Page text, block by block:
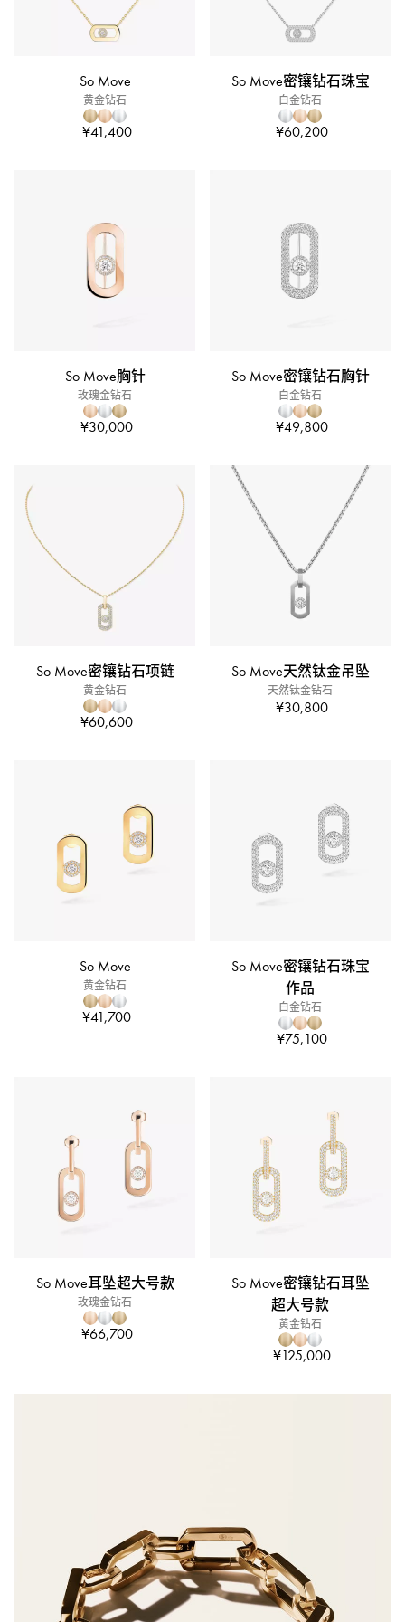
So Move
黄金钻石
¥41,400
So Move密镶钻石珠宝
白金钻石
¥60,200
So Move胸针
玫瑰金钻石
¥30,000
So Move密镶钻石胸针
白金钻石
¥49,800
So Move密镶钻石项链
黄金钻石
¥60,600
So Move天然钛金吊坠
天然钛金钻石
¥30,800
So Move
黄金钻石
¥41,700
So Move密镶钻石珠宝
作品
白金钻石
¥75,100
So Move耳坠超大号款
玫瑰金钻石
¥66,700
So Move密镶钻石耳坠
超大号款
黄金钻石
¥125,000